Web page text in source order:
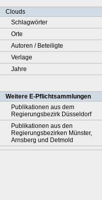
Clouds
Schlagwörter
Orte
Autoren / Beteiligte
Verlage
Jahre
Weitere E-Pflichtsammlungen
Publikationen aus dem
Regierungsbezirk Düsseldorf
Publikationen aus den
Regierungsbezirken Münster,
Arnsberg und Detmold